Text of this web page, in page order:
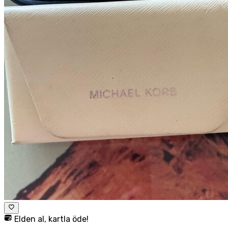
Elden al, kartla öde!